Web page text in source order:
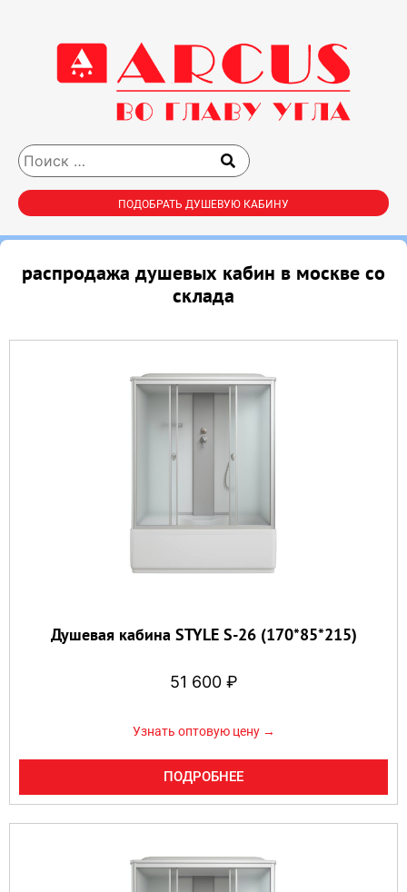
ПОДОБРАТЬ ДУШЕВУЮ КАБИНУ
распродажа душевых кабин в москве со
склада
Душевая кабина STYLE S-26 (170*85*215)
51 600 ₽
Узнать оптовую цену →
ПОДРОБНЕЕ